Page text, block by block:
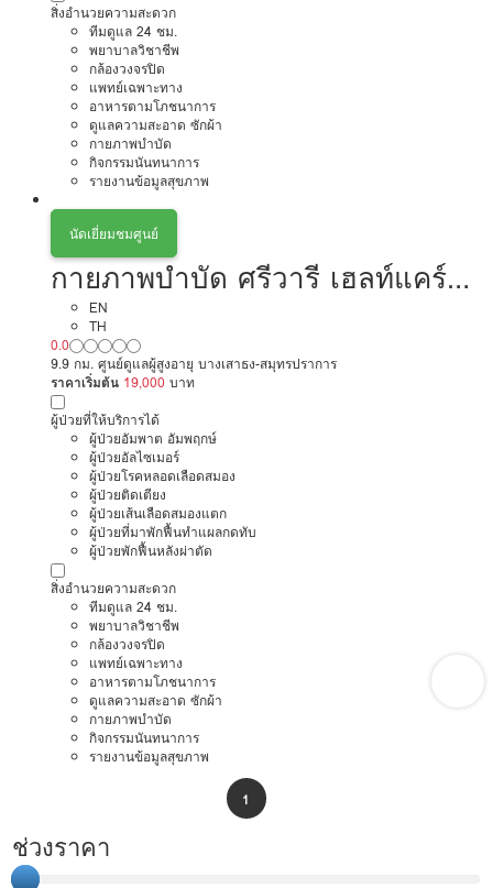
สิ่งอำนวยความสะดวก
ทีมดูแล 24 ชม.
พยาบาลวิชาชีพ
กล้องวงจรปิด
แพทย์เฉพาะทาง
อาหารตามโภชนาการ
ดูแลความสะอาด ซักผ้า
กายภาพบำบัด
กิจกรรมนันทนาการ
รายงานข้อมูลสุขภาพ
นัดเยี่ยมชมศูนย์
กายภาพบำบัด ศรีวารี เฮลท์แคร์
เซ็นเตอร์
EN
TH
0.0
9.9 กม. ศูนย์ดูแลผู้สูงอายุ บางเสาธง-สมุทรปราการ
ราคาเริ่มต้น 19,000 บาท
ผู้ป่วยที่ให้บริการได้
ผู้ป่วยอัมพาต อัมพฤกษ์
ผู้ป่วยอัลไซเมอร์
ผู้ป่วยโรคหลอดเลือดสมอง
ผู้ป่วยติดเตียง
ผู้ป่วยเส้นเลือดสมองแตก
ผู้ป่วยที่มาพักฟื้นทำแผลกดทับ
ผู้ป่วยพักฟื้นหลังผ่าตัด
สิ่งอำนวยความสะดวก
ทีมดูแล 24 ชม.
พยาบาลวิชาชีพ
กล้องวงจรปิด
แพทย์เฉพาะทาง
อาหารตามโภชนาการ
ดูแลความสะอาด ซักผ้า
กายภาพบำบัด
กิจกรรมนันทนาการ
รายงานข้อมูลสุขภาพ
1
ช่วงราคา